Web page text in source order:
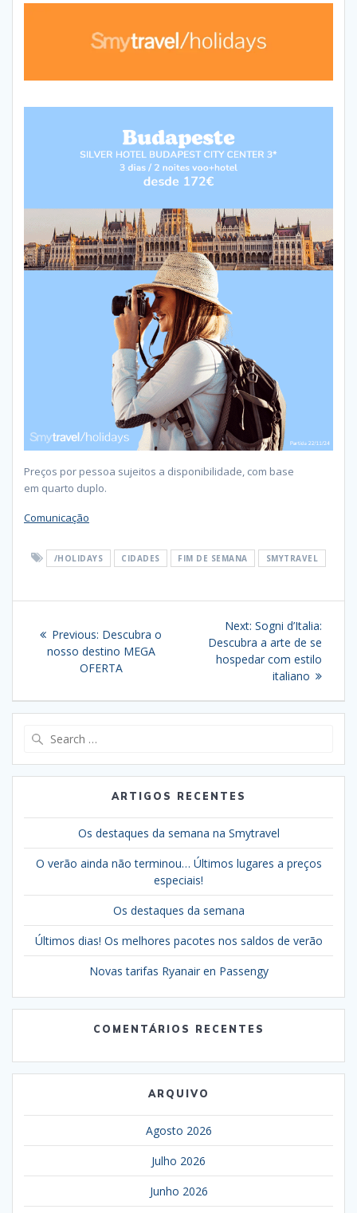
Preços por pessoa sujeitos a disponibilidade, com base
em quarto duplo.
Comunicação
/HOLIDAYS CIDADES FIM DE SEMANA SMYTRAVEL
artigos
Previous: Previous
post:
Descubra o
nosso destino MEGA
OFERTA
Next: Next
post:
Sogni d’Italia:
Descubra a arte de se
hospedar com estilo
italiano
ARTIGOS RECENTES
Os destaques da semana na Smytravel
O verão ainda não terminou… Últimos lugares a preços
especiais!
Os destaques da semana
Últimos dias! Os melhores pacotes nos saldos de verão
Novas tarifas Ryanair en Passengy
COMENTÁRIOS RECENTES
ARQUIVO
Agosto 2026
Julho 2026
Junho 2026